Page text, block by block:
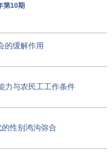
第10期
的缓解作用
力与农民工工作条件
的性别鸿沟弥合